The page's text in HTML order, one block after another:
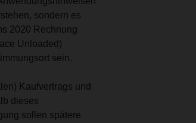
sondern es
2020 Rechnung
Unloaded)
sein.
Kaufvertrags und
dieses
sollen spätere